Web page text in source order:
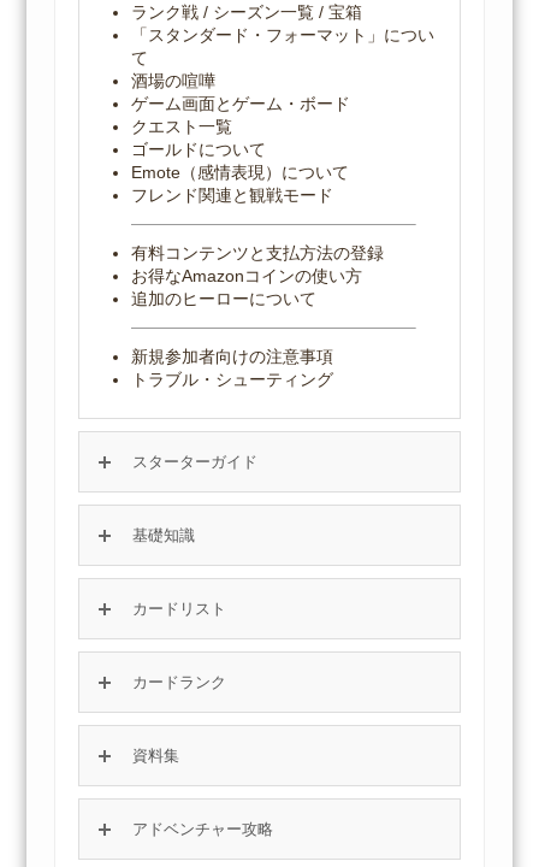
ランク戦 / シーズン一覧 / 宝箱
「スタンダード・フォーマット」につい
て
酒場の喧嘩
ゲーム画面とゲーム・ボード
クエスト一覧
ゴールドについて
Emote（感情表現）について
フレンド関連と観戦モード
有料コンテンツと支払方法の登録
お得なAmazonコインの使い方
追加のヒーローについて
新規参加者向けの注意事項
トラブル・シューティング
スターターガイド
基礎知識
カードリスト
カードランク
資料集
アドベンチャー攻略